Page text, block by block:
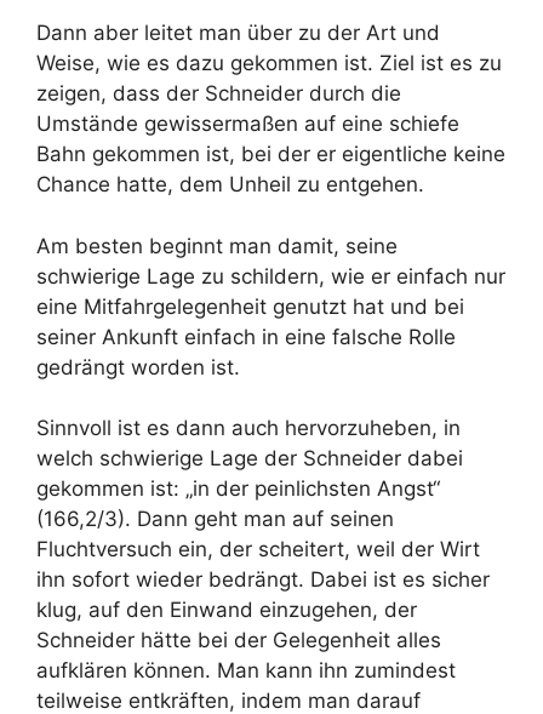
Dann aber leitet man über zu der Art und
Weise, wie es dazu gekommen ist. Ziel ist es zu
zeigen, dass der Schneider durch die
Umstände gewissermaßen auf eine schiefe
Bahn gekommen ist, bei der er eigentliche keine
Chance hatte, dem Unheil zu entgehen.
Am besten beginnt man damit, seine
schwierige Lage zu schildern, wie er einfach nur
eine Mitfahrgelegenheit genutzt hat und bei
seiner Ankunft einfach in eine falsche Rolle
gedrängt worden ist.
Sinnvoll ist es dann auch hervorzuheben, in
welch schwierige Lage der Schneider dabei
gekommen ist: „in der peinlichsten Angst“
(166,2/3). Dann geht man auf seinen
Fluchtversuch ein, der scheitert, weil der Wirt
ihn sofort wieder bedrängt. Dabei ist es sicher
klug, auf den Einwand einzugehen, der
Schneider hätte bei der Gelegenheit alles
aufklären können. Man kann ihn zumindest
teilweise entkräften, indem man darauf